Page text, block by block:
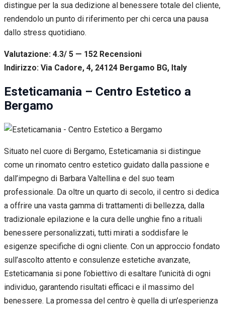
distingue per la sua dedizione al benessere totale del cliente,
rendendolo un punto di riferimento per chi cerca una pausa
dallo stress quotidiano.
Valutazione: 4.3/ 5 — 152 Recensioni
Indirizzo: Via Cadore, 4, 24124 Bergamo BG, Italy
Esteticamania – Centro Estetico a
Bergamo
Situato nel cuore di Bergamo, Esteticamania si distingue
come un rinomato centro estetico guidato dalla passione e
dall’impegno di Barbara Valtellina e del suo team
professionale. Da oltre un quarto di secolo, il centro si dedica
a offrire una vasta gamma di trattamenti di bellezza, dalla
tradizionale epilazione e la cura delle unghie fino a rituali
benessere personalizzati, tutti mirati a soddisfare le
esigenze specifiche di ogni cliente. Con un approccio fondato
sull’ascolto attento e consulenze estetiche avanzate,
Esteticamania si pone l’obiettivo di esaltare l’unicità di ogni
individuo, garantendo risultati efficaci e il massimo del
benessere. La promessa del centro è quella di un’esperienza